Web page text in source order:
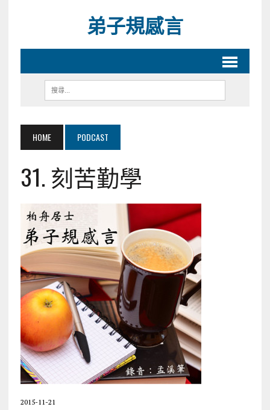
弟子規感言
HOME PODCAST
31. 刻苦勤學
2015-11-21